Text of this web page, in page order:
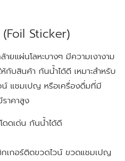
Sticker)
แผ่นโลหะบางๆ มีความเงางาม
กับสินค้า กันน้ำได้ดี เหมาะสำหรับ
น์ แชมเปญ หรือเครื่องดื่มที่มี
าคาสูง
ดดเด่น กันน้ำได้ดี
เกอร์ติดขวดไวน์ ขวดแชมเปญ